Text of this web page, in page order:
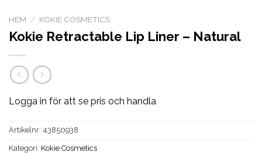
HEM / KOKIE COSMETICS
Kokie Retractable Lip Liner – Natural
Logga in för att se pris och handla
Artikelnr: 43850938
Kategori: Kokie Cosmetics